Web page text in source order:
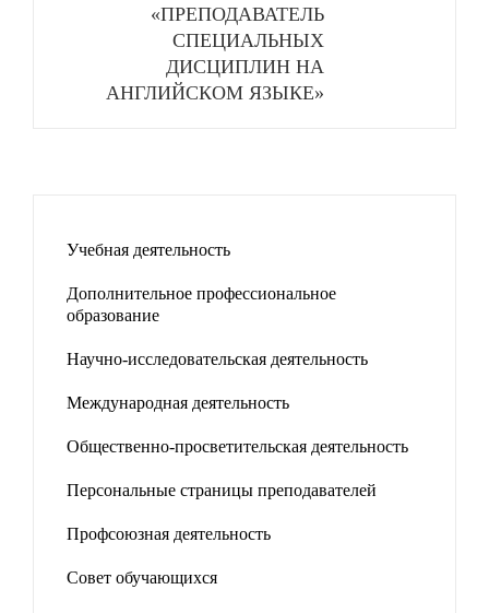
«ПРЕПОДАВАТЕЛЬ
СПЕЦИАЛЬНЫХ
ДИСЦИПЛИН НА
АНГЛИЙСКОМ ЯЗЫКЕ»
Учебная деятельность
Дополнительное профессиональное
образование
Научно-исследовательская деятельность
Международная деятельность
Общественно-просветительская деятельность
Персональные страницы преподавателей
Профсоюзная деятельность
Совет обучающихся